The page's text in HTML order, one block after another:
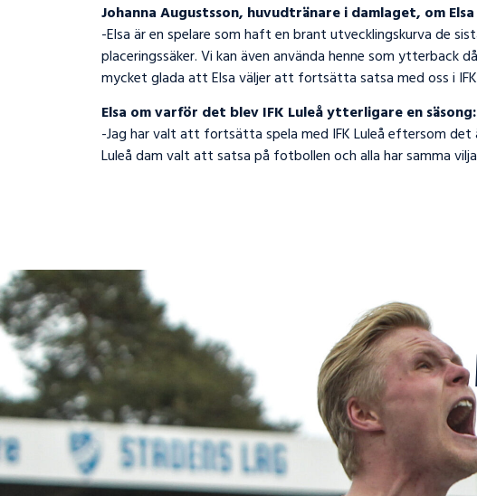
Johanna Augustsson, huvudtränare i damlaget, om
-Elsa är en spelare som haft en brant utvecklingskurva de
placeringssäker. Vi kan även använda henne som ytterback
mycket glada att Elsa väljer att fortsätta satsa med oss i IFK
Elsa om varför det blev IFK Luleå ytterligare en säsong:
-Jag har valt att fortsätta spela med IFK Luleå eftersom
Luleå dam valt att satsa på fotbollen och alla har samma